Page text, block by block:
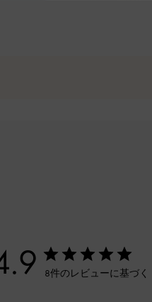
8件のレビューに基づく